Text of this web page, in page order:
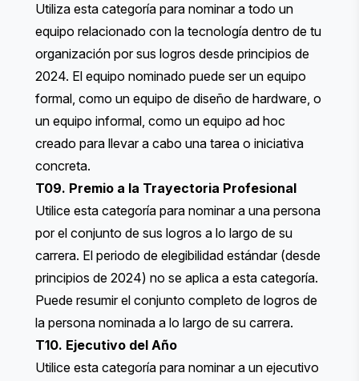
Utiliza esta categoría para nominar a todo un
equipo relacionado con la tecnología dentro de tu
organización por sus logros desde principios de
2024. El equipo nominado puede ser un equipo
formal, como un equipo de diseño de hardware, o
un equipo informal, como un equipo ad hoc
creado para llevar a cabo una tarea o iniciativa
concreta.
T09. Premio a la Trayectoria Profesional
Utilice esta categoría para nominar a una persona
por el conjunto de sus logros a lo largo de su
carrera. El periodo de elegibilidad estándar (desde
principios de 2024) no se aplica a esta categoría.
Puede resumir el conjunto completo de logros de
la persona nominada a lo largo de su carrera.
T10. Ejecutivo del Año
Utilice esta categoría para nominar a un ejecutivo